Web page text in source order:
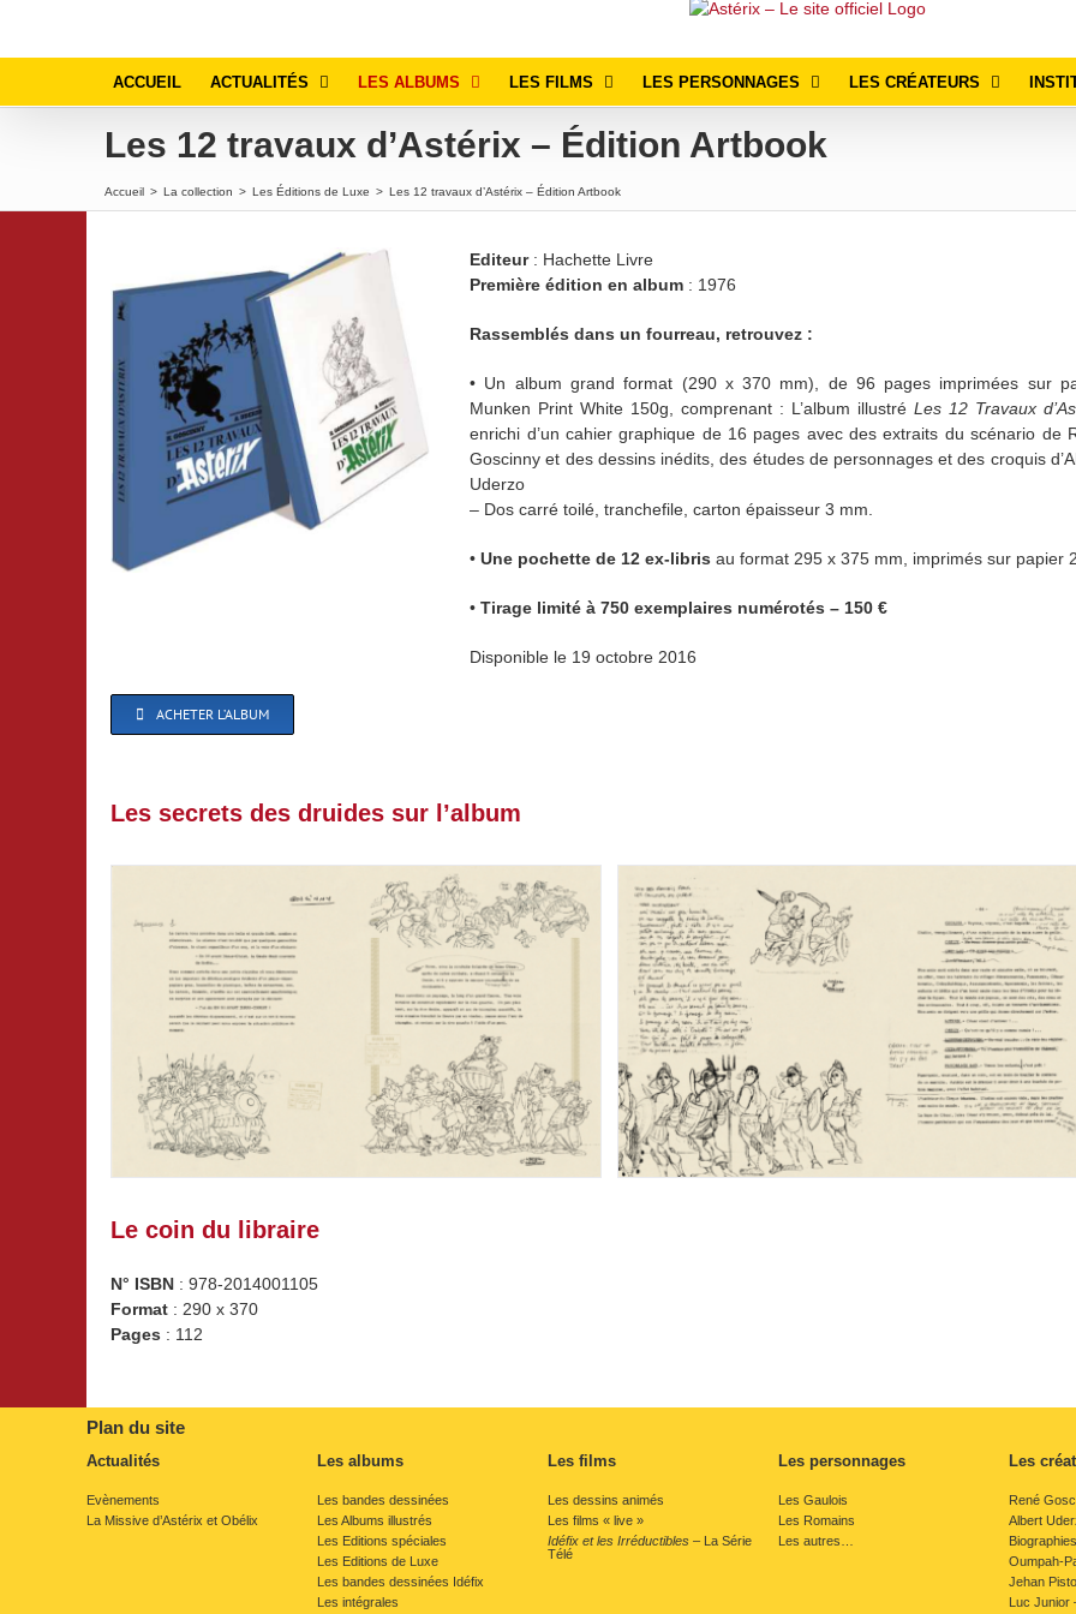
contenu
ACCUEIL ACTUALITÉS LES ALBUMS LES FILMS LES PERSONNAGES LES CRÉATEURS
Les 12 travaux d’Astérix – Édition Artbook
Accueil > La collection > Les Éditions de Luxe > Les 12 travaux d’Astérix – Édition Artbook
Editeur: Hachette Livre
Première édition en album : 1976
Rassemblés dans un fourreau, retrouvez :
• Un album grand format (290 x 370 mm), de 96 pages imprimées sur
Munken Print White 150g, comprenant : L’album illustré Les 12 Travaux
enrichi d’un cahier graphique de 16 pages avec des extraits du scénario de
Goscinny et des dessins inédits, des études de personnages et des croquis
Uderzo
– Dos carré toilé, tranchefile, carton épaisseur 3 mm.
•Une pochette de 12 ex-libris au format 295 x 375 mm, imprimés sur papier
•Tirage limité à 750 exemplaires numérotés – 150 €
Disponible le 19 octobre 2016
ACHETER L’ALBUM
Les secrets des druides sur l’album
Le coin du libraire
N° ISBN : 978-2014001105
Format : 290 x 370
Pages : 112
Plan du site
Actualités
Évènements
La Missive d’Astérix et Obélix
Les albums
Les bandes dessinées
Les Albums illustrés
Les Éditions spéciales
Les Éditions de Luxe
Les bandes dessinées Idéfix
Les intégrales
Les films
Les dessins animés
Les films « live »
Idéfix et les Irréductibles – La Série
Télé
Les personnages
Les Gaulois
Les Romains
Les autres…
Les
René
Albert
Oumpah-
Jehan
Luc Junior